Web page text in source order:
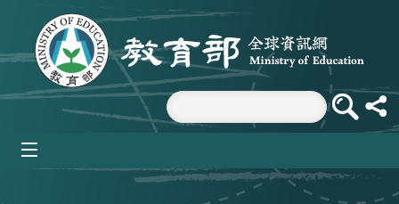
跳到主要內容區塊